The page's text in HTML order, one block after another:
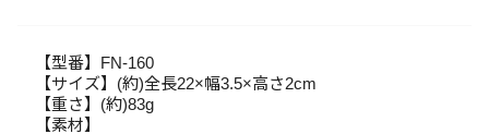
【型番】FN-160
【サイズ】(約)全長22×幅3.5×高さ2cm
【重さ】(約)83g
【素材】